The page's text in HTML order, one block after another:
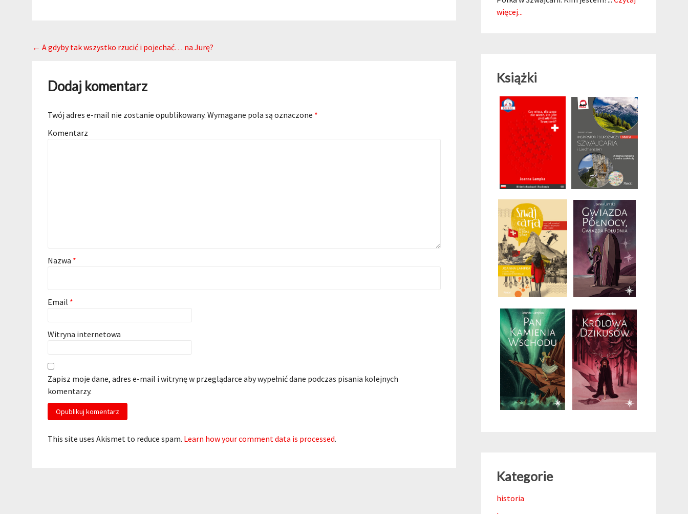
Post navigation
← A gdyby tak wszystko rzucić i pojechać… na Jurę?
Dodaj komentarz
Twój adres e-mail nie zostanie opublikowany. Wymagane pola są oznaczone *
Komentarz
Nazwa *
Email *
Witryna internetowa
Zapisz moje dane, adres e-mail i witrynę w przeglądarce aby wypełnić dane podczas pisania kolejnych
komentarzy.
This site uses Akismet to reduce spam. Learn how your comment data is processed.
więcej...
Książki
Kategorie
historia